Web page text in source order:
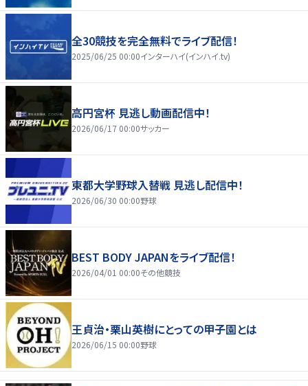
全30競技を完全無料でライブ配信！
2025/06/25 00:00インターハイ(インハイ.tv)
高円宮杯 見逃し動画配信中！
2026/06/17 00:00サッカー
東都大学野球入替戦 見逃し配信中！
2026/06/30 00:00野球
BEST BODY JAPANをライブ配信！
2026/04/01 00:00その他競技
王貞治・栗山英樹にとっての甲子園とは
2026/06/15 00:00野球